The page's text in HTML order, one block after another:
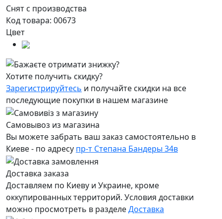
Снят с производства
Код товара: 00673
Цвет
Хотите получить скидку?
Зарегистрируйтесь и получайте скидки на все
последующие покупки в нашем магазине
Самовывоз из магазина
Вы можете забрать ваш заказ самостоятельно в
Киеве - по адресу пр-т Степана Бандеры 34в
Доставка заказа
Доставляем по Киеву и Украине, кроме
оккупированных территорий. Условия доставки
можно просмотреть в разделеДоставка